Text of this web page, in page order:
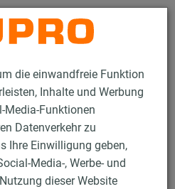
die einwandfreie Funktion
Inhalte und Werbung
Media-Funktionen
Datenverkehr zu
Ihre Einwilligung geben,
Media-, Werbe- und
dieser Website
Kontakt
Rohrschellen